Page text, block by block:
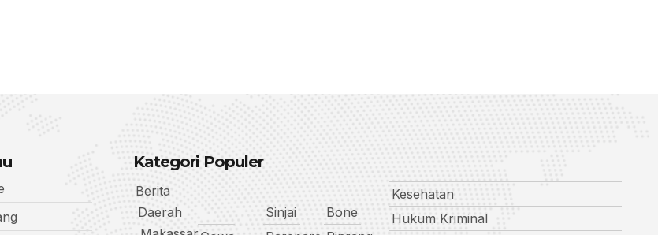
Kategori Populer
Berita
Daerah
Sinjai
Bone
Kesehatan
Hukum Kriminal